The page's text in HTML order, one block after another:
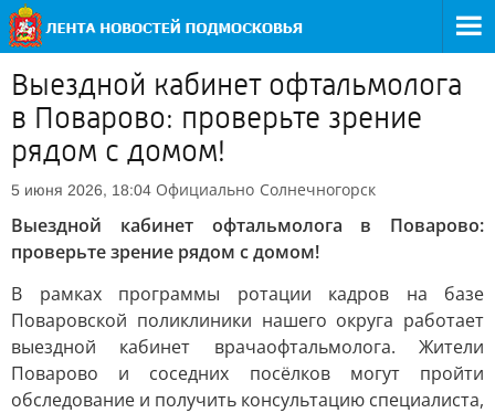
Выездной кабинет офтальмолога
в Поварово: проверьте зрение
рядом с домом!
5 июня 2026, 18:04 Официально Солнечногорск
Выездной кабинет офтальмолога в Поварово:
проверьте зрение рядом с домом!
В рамках программы ротации кадров на базе
Поваровской поликлиники нашего округа работает
выездной кабинет врачаофтальмолога. Жители
Поварово и соседних посёлков могут пройти
обследование и получить консультацию специалиста,